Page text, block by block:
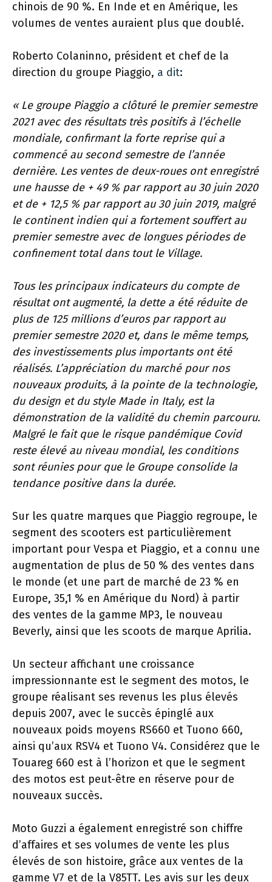
chinois de 90 %. En Inde et en Amérique, les
volumes de ventes auraient plus que doublé.
Roberto Colaninno, président et chef de la
direction du groupe Piaggio, a dit:
« Le groupe Piaggio a clôturé le premier semestre
2021 avec des résultats très positifs à l’échelle
mondiale, confirmant la forte reprise qui a
commencé au second semestre de l’année
dernière. Les ventes de deux-roues ont enregistré
une hausse de + 49 % par rapport au 30 juin 2020
et de + 12,5 % par rapport au 30 juin 2019, malgré
le continent indien qui a fortement souffert au
premier semestre avec de longues périodes de
confinement total dans tout le Village.
Tous les principaux indicateurs du compte de
résultat ont augmenté, la dette a été réduite de
plus de 125 millions d’euros par rapport au
premier semestre 2020 et, dans le même temps,
des investissements plus importants ont été
réalisés. L’appréciation du marché pour nos
nouveaux produits, à la pointe de la technologie,
du design et du style Made in Italy, est la
démonstration de la validité du chemin parcouru.
Malgré le fait que le risque pandémique Covid
reste élevé au niveau mondial, les conditions
sont réunies pour que le Groupe consolide la
tendance positive dans la durée.
Sur les quatre marques que Piaggio regroupe, le
segment des scooters est particulièrement
important pour Vespa et Piaggio, et a connu une
augmentation de plus de 50 % des ventes dans
le monde (et une part de marché de 23 % en
Europe, 35,1 % en Amérique du Nord) à partir
des ventes de la gamme MP3, le nouveau
Beverly, ainsi que les scoots de marque Aprilia.
Un secteur affichant une croissance
impressionnante est le segment des motos, le
groupe réalisant ses revenus les plus élevés
depuis 2007, avec le succès épinglé aux
nouveaux poids moyens RS660 et Tuono 660,
ainsi qu’aux RSV4 et Tuono V4. Considérez que le
Touareg 660 est à l’horizon et que le segment
des motos est peut-être en réserve pour de
nouveaux succès.
Moto Guzzi a également enregistré son chiffre
d’affaires et ses volumes de vente les plus
élevés de son histoire, grâce aux ventes de la
gamme V7 et de la V85TT. Les avis sur les deux